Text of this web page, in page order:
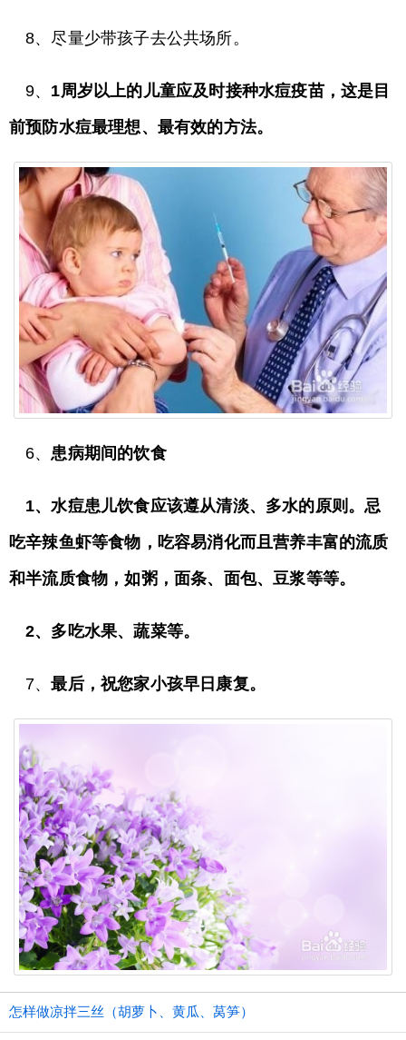
8、尽量少带孩子去公共场所。
9、 1周岁以上的儿童应及时接种水痘疫苗，这是目
前预防水痘最理想、最有效的方法。
6、患病期间的饮食
1、水痘患儿饮食应该遵从清淡、多水的原则。忌
吃辛辣鱼虾等食物， 吃容易消化而且营养丰富的流质
和半流质食物，如粥，面条、面包、豆浆等等。
2、多吃水果、蔬菜等。
7、最后，祝您家小孩早日康复。
怎样做凉拌三丝（胡萝卜、黄瓜、莴笋）